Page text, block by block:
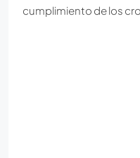
cumplimiento de los